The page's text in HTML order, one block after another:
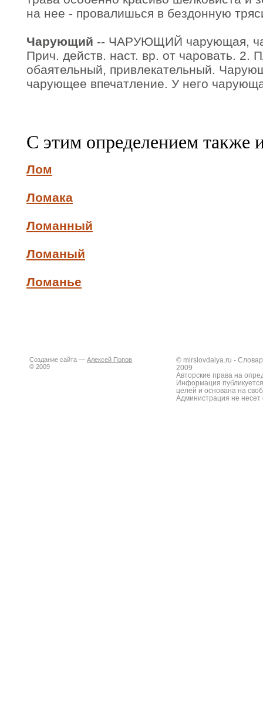
на нее - провалишься в бездонную
Чарующий -- ЧАРУЮЩИЙ чарующая,
Прич. действ. наст. вр. от чаровать. 2.
обаятельный, привлекательный.
чарующее впечатление. У него
С этим определением также
Лом
Ломака
Ломанный
Ломаный
Ломанье
Создание сайта — Алексей Попов
© 2009
© mirslovdalya.ru -
2009
Авторские права на
Информация
целей и основана на
Администрация не несет